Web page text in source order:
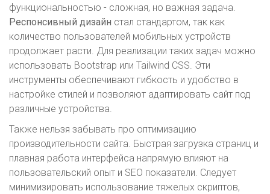
функциональностью - сложная, но важная задача.
Респонсивный дизайн стал стандартом, так как
количество пользователей мобильных устройств
продолжает расти. Для реализации таких задач можно
использовать Bootstrap или Tailwind CSS. Эти
инструменты обеспечивают гибкость и удобство в
настройке стилей и позволяют адаптировать сайт под
различные устройства.
Также нельзя забывать про оптимизацию
производительности сайта. Быстрая загрузка страниц и
плавная работа интерфейса напрямую влияют на
пользовательский опыт и SEO показатели. Следует
минимизировать использование тяжелых скриптов,